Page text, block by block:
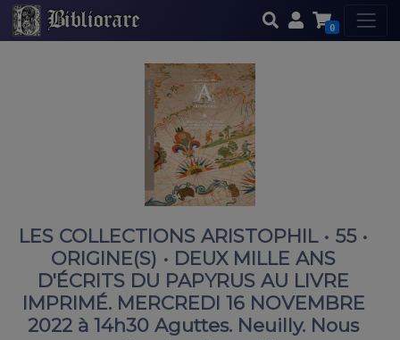
0
LES COLLECTIONS ARISTOPHIL • 55 •
ORIGINE(S) • DEUX MILLE ANS
D'ÉCRITS DU PAPYRUS AU LIVRE
IMPRIMÉ. MERCREDI 16 NOVEMBRE
2022 à 14h30 Aguttes. Neuilly. Nous